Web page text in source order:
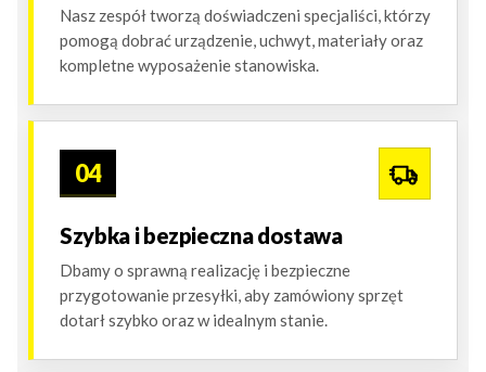
Nasz zespół tworzą doświadczeni specjaliści, którzy
pomogą dobrać urządzenie, uchwyt, materiały oraz
kompletne wyposażenie stanowiska.
04
Szybka i bezpieczna dostawa
Dbamy o sprawną realizację i bezpieczne
przygotowanie przesyłki, aby zamówiony sprzęt
dotarł szybko oraz w idealnym stanie.